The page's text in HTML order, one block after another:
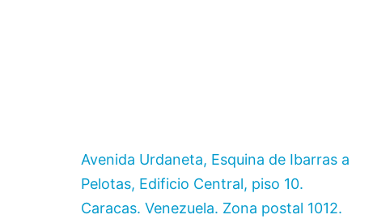
Avenida Urdaneta, Esquina de Ibarras a
Pelotas, Edificio Central, piso 10.
Caracas. Venezuela. Zona postal 1012.